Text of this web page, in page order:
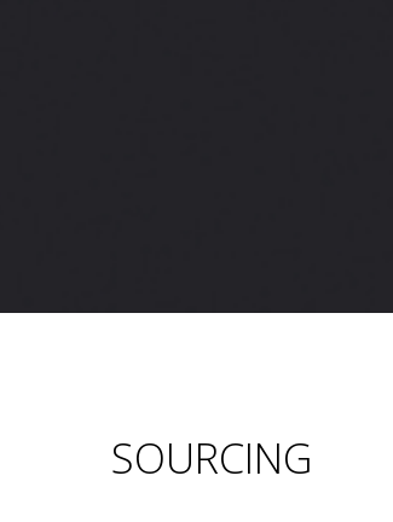
SOURCING